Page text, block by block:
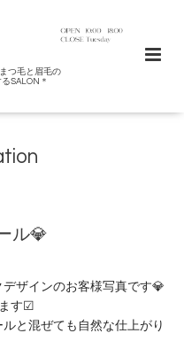
つ毛と眉毛の
SALON＊
ル💎
ザインのお客様写真です💎
す☑︎
と混ぜても自然な仕上がり